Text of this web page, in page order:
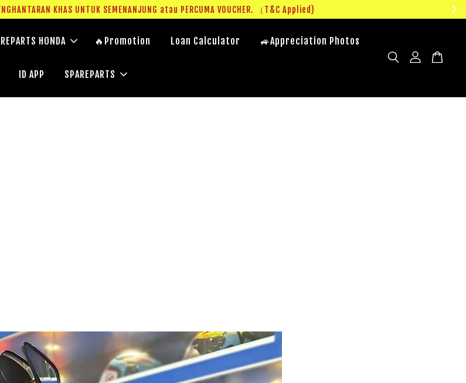
KHAS UNTUK SEMENANJUNG atau PERCUMA VOUCHER. （T&C Applied)
HONDA 🔥Promotion Loan Calculator 🚙Appreciation Photos
ID APP SPAREPARTS